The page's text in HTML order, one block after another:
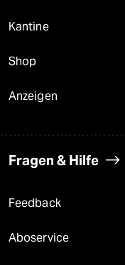
Kantine
Shop
Anzeigen
Fragen & Hilfe
Feedback
Aboservice